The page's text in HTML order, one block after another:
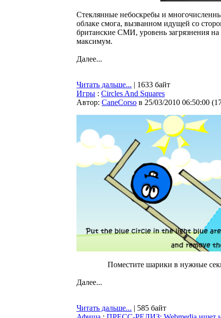
Стеклянные небоскребы и
облаке смога, вызванном идущей со
британские СМИ, уровень загрязнения
максимум.
Далее...
Читать дальше... | 1633 байт
Игры : Circles And Squares
Автор: CaneCorso в 25/03/2010 06:50:00 (
Поместите шарики в нужные
Далее...
Читать дальше... | 585 байт